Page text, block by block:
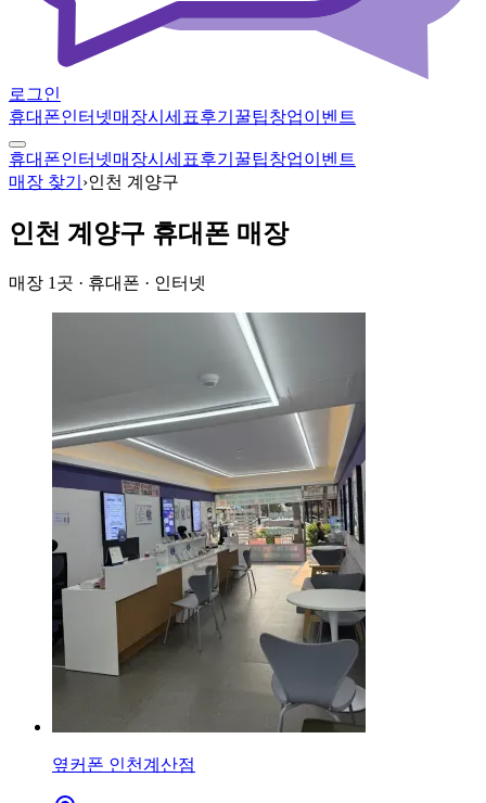
로그인
휴대폰인터넷매장시세표후기 꿀팁창업이벤트
휴대폰인터넷매장시세표후기 꿀팁창업이벤트
매장 찾기 ›인천 계양구
인천 계양구 휴대폰 매장
매장 1 곳 · 휴대폰 · 인터넷
옆커폰 인천계산점